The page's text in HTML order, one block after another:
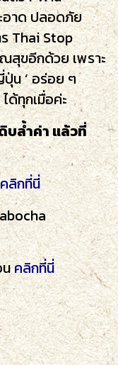
อาด ปลอดภัย
Thai Stop
สุขอีกด้วย เพราะ
ปุ่น ’ อร่อย ๆ
ได้ทุกเมื่อค่ะ
บล้ำค่า แล้วที่
คลิกที่นี่
นคลิกที่นี่